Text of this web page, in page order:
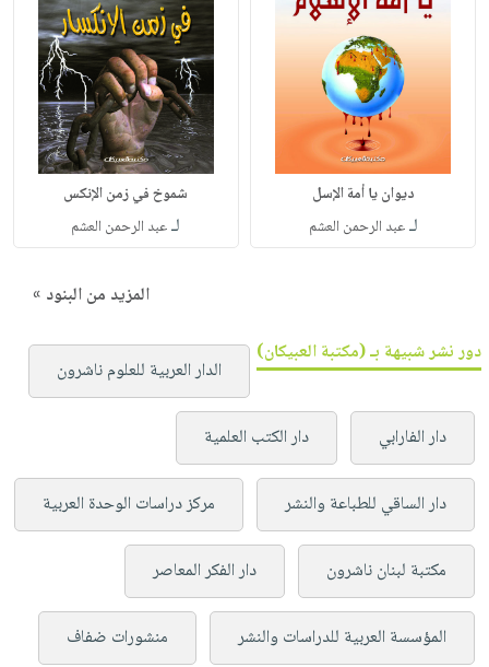
ديوان يا أمة الإسل
لـعبد الرحمن العشم
شموخ في زمن الإنكس
لـعبد الرحمن العشم
المزيد من البنود »
دور نشر شبيهة بـ (مكتبة العبيكان)
الدار العربية للعلوم ناشرون
دار الفارابي دار الكتب العلمية
دار الساقي للطباعة والنشر مركز دراسات الوحدة العربية
مكتبة لبنان ناشرون دار الفكر المعاصر
المؤسسة العربية للدراسات والنشر منشورات ضفاف